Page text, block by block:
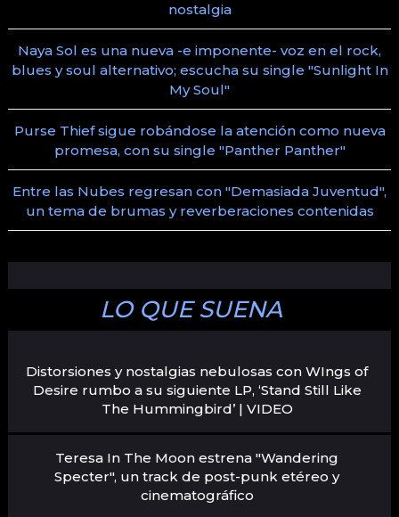
nostalgia
Naya Sol es una nueva -e imponente- voz en el rock,
blues y soul alternativo; escucha su single "Sunlight In
My Soul"
Purse Thief sigue robándose la atención como nueva
promesa, con su single "Panther Panther"
Entre las Nubes regresan con "Demasiada Juventud",
un tema de brumas y reverberaciones contenidas
LO QUE SUENA
Distorsiones y nostalgias nebulosas con WIngs of
Desire rumbo a su siguiente LP, ‘Stand Still Like
The Hummingbird’ | VIDEO
Teresa In The Moon estrena "Wandering
Specter", un track de post-punk etéreo y
cinematográfico